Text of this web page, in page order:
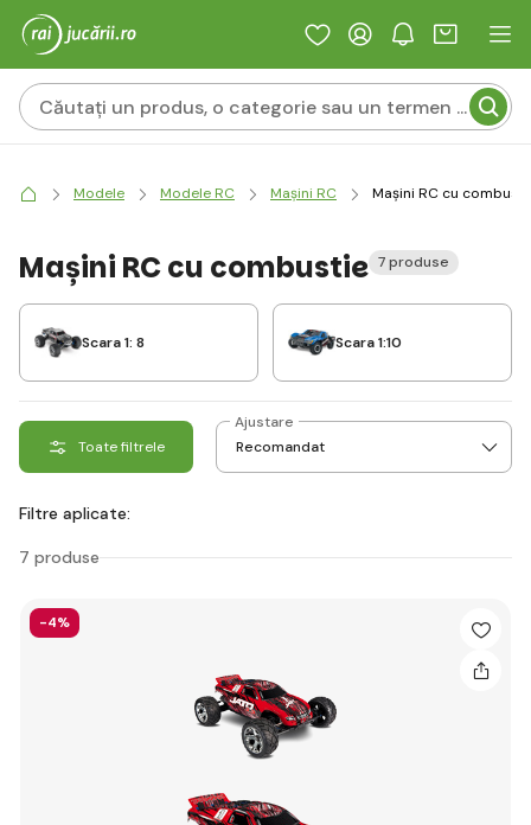
Modele Modele RC Mașini RC Mașini RC cu
Mașini RC cu combustie 7 produse
Scara 1: 8 Scara 1:10
Toate filtrele
Ajustare
Filtre aplicate:
7 produse
-4%